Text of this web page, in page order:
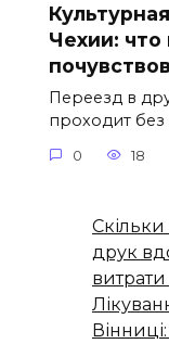
Чехии:
Переезд в
проходит без
0 18
друк